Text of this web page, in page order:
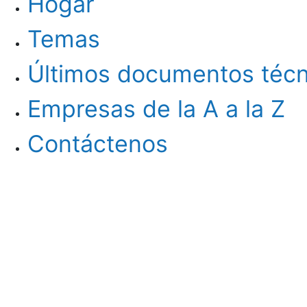
Temas
Últimos documentos
Empresas de la A a la Z
Contáctenos